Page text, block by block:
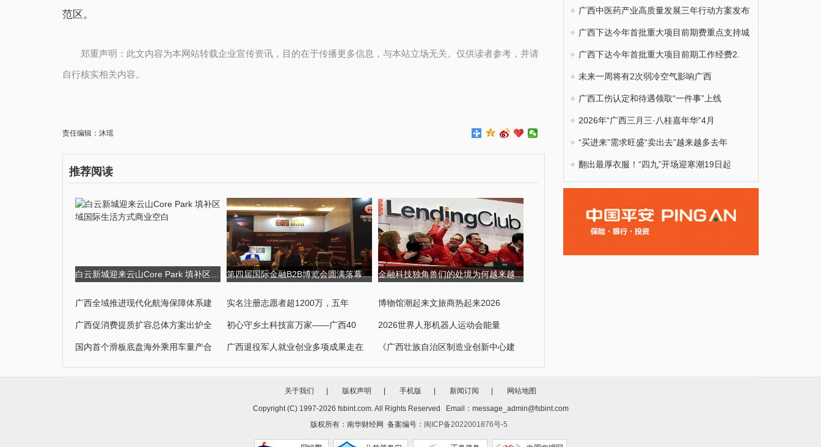
范区。
郑重声明：此文内容为本网站转载企业宣传资讯，目的在于传播更多信息，与本站立场无关。仅供读者参考，并请
自行核实相关内容。
责任编辑：沐瑶
推荐阅读
第四届国际金融B2B博览会圆满落幕,USGFX大放异彩 第四届京剧票友大 金融科技独角兽们的处境为何越来越尴尬?
广西全域推进现代化航海保障体系建 实名注册志愿者超1200万，五年 博物馆潮起来文旅商热起来2026
广西促消费提质扩容总体方案出炉全 初心守乡土科技富万家——广西40 2026世界人形机器人运动会能量
国内首个滑板底盘海外乘用车量产合 广西退役军人就业创业多项成果走在 《广西壮族自治区制造业创新中心建
广西中医药产业高质量发展三年行动方案发布
广西下达今年首批重大项目前期费重点支持城
广西下达今年首批重大项目前期工作经费2.
未来一周将有2次弱冷空气影响广西
广西工伤认定和待遇领取“一件事”上线
2026年“广西三月三·八桂嘉年华”4月
“买进来”需求旺盛“卖出去”越来越多去年
翻出最厚衣服！“四九”开场迎寒潮19日起
关于我们 版权声明 手机版 新闻订阅 网站地图
Copyright (C) 1997-2026 fsbint.com. All Rights Reserved Email：message_admin@fsbint.com
版权所有：南华财经网 备案编号： 闽ICP备2022001876号-5